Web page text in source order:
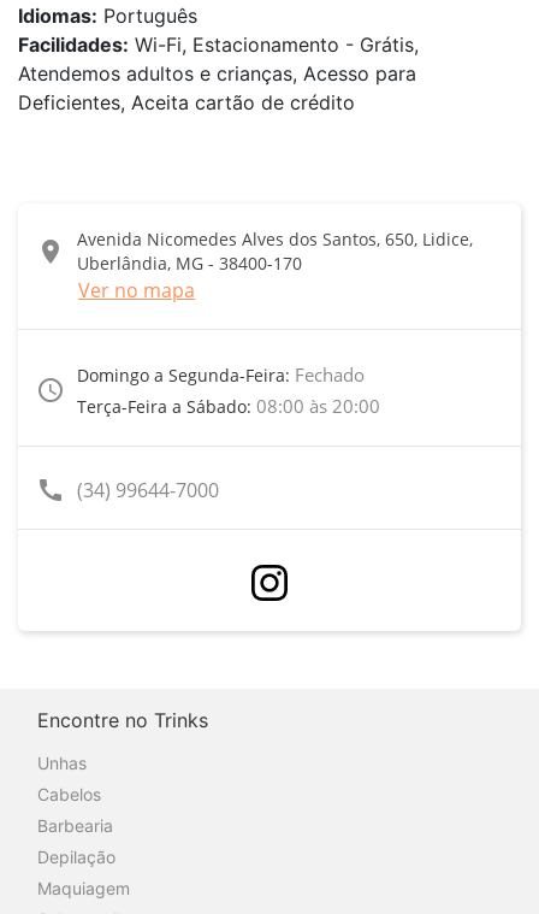
Idiomas: Português
Facilidades: Wi-Fi, Estacionamento - Grátis,
Atendemos adultos e crianças, Acesso para
Deficientes, Aceita cartão de crédito
location_on
Avenida Nicomedes Alves dos Santos, 650, Lidice,
Uberlândia, MG - 38400-170
Ver no mapa
access_time
Domingo a Segunda-Feira: Fechado
Terça-Feira a Sábado: 08:00 às 20:00
call (34) 99644-7000
Encontre no Trinks
Unhas
Cabelos
Barbearia
Depilação
Maquiagem